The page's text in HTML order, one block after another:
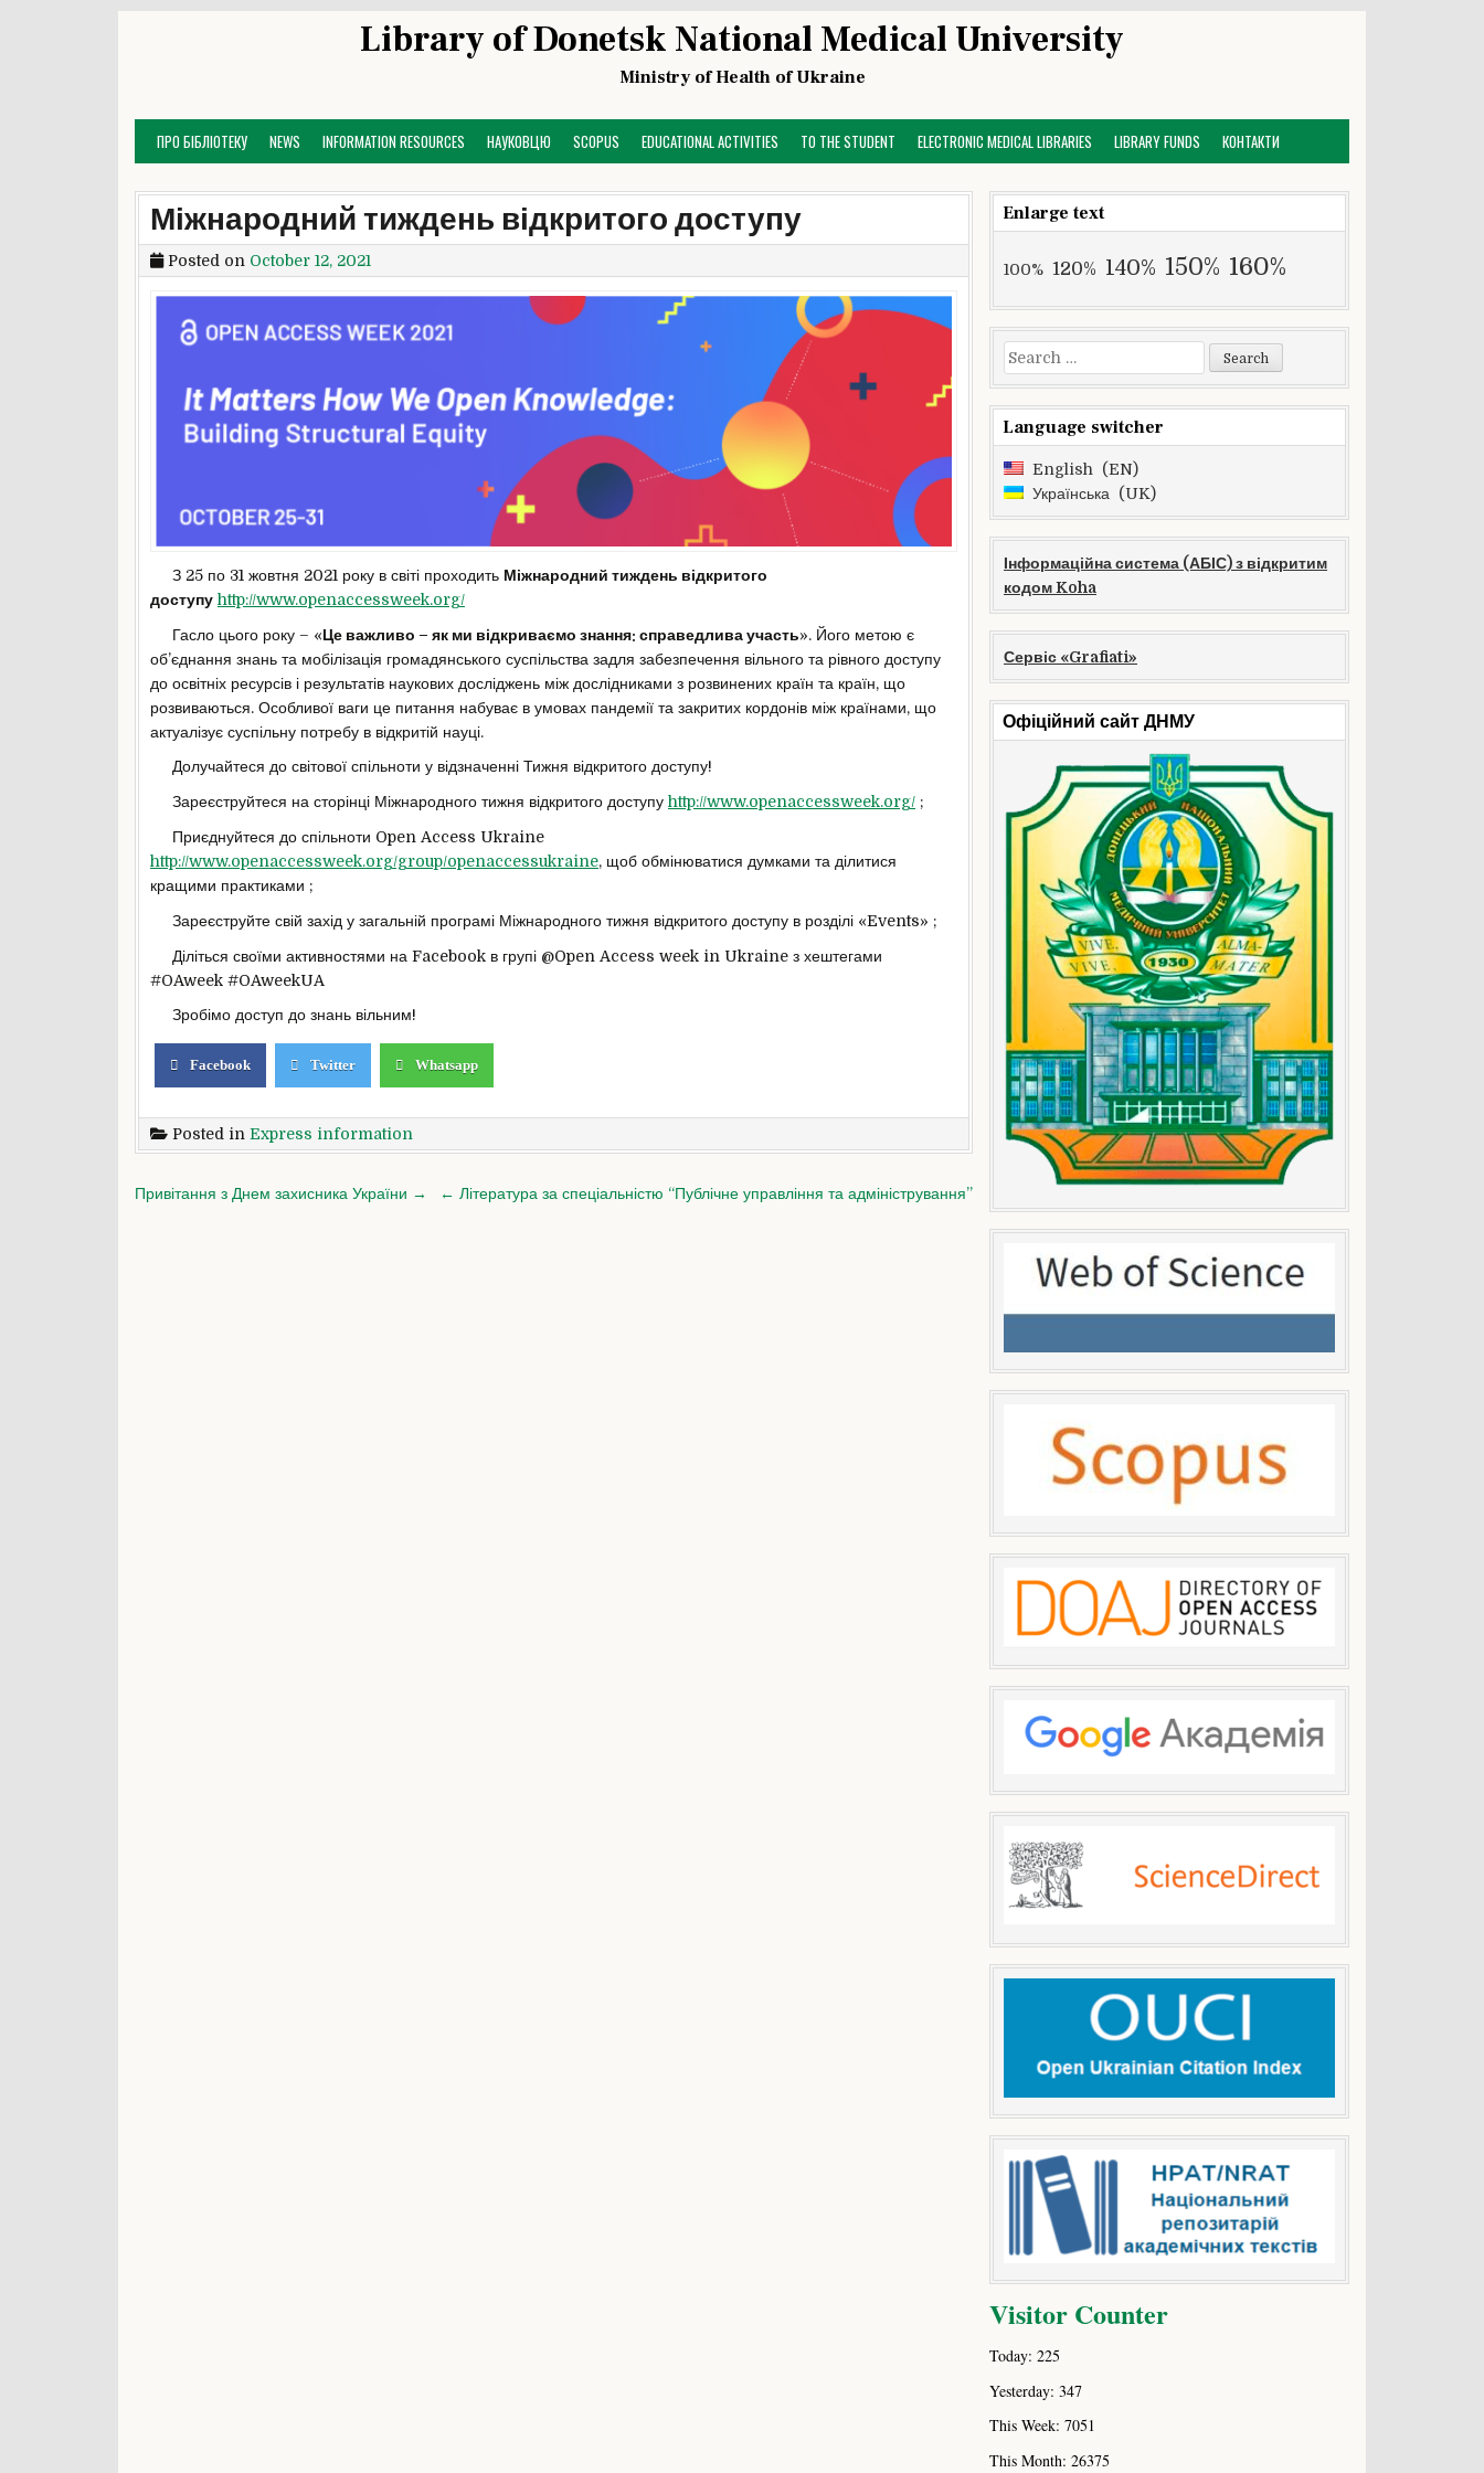
Library of Donetsk National Medical University
Ministry of Health of Ukraine
ПРО БІБЛІОТЕКУ NEWS INFORMATION RESOURCES НАУКОВЦЮ SCOPUS EDUCATIONAL ACTIVITIES TO THE STUDENT ELECTRONIC MEDICAL LIBRARIES LIBRARY FUNDS КОНТАКТИ
Міжнародний тиждень відкритого доступу
Posted on October 12, 2021
З 25 по 31 жовтня 2021 року в світі проходить Міжнародний тиждень відкритого
доступу http://www.openaccessweek.org/
Гасло цього року – «Це важливо – як ми відкриваємо знання: справедлива участь». Його метою є
об’єднання знань та мобілізація громадянського суспільства задля забезпечення вільного та рівного доступу
до освітніх ресурсів і результатів наукових досліджень між дослідниками з розвинених країн та країн, що
розвиваються. Особливої ваги це питання набуває в умовах пандемії та закритих кордонів між країнами, що
актуалізує суспільну потребу в відкритій науці.
Долучайтеся до світової спільноти у відзначенні Тижня відкритого доступу!
Зареєструйтеся на сторінці Міжнародного тижня відкритого доступу http://www.openaccessweek.org/ ;
Приєднуйтеся до спільноти Open Access Ukraine
http://www.openaccessweek.org/group/openaccessukraine, щоб обмінюватися думками та ділитися
кращими практиками ;
Зареєструйте свій захід у загальній програмі Міжнародного тижня відкритого доступу в розділі «Events» ;
Діліться своїми активностями на Facebook в групі @Open Access week in Ukraine з хештегами
#OAweek #OAweekUA
Зробімо доступ до знань вільним!
Facebook Twitter Whatsapp
Posted in Express information
Post ← Література за спеціальністю “Публічне управління та адміністрування”
Привітання з Днем захисника України →
Enlarge text
100% 120% 140% 150% 160%
Search
for:
Language switcher
English
EN
Українська
UK
Інформаційна система (АБІС) з відкритим
кодом Koha
Сервіс «Grafiati»
Офіційний сайт ДНМУ
Visitor Counter
Today: 225
Yesterday: 347
This Week: 7051
This Month: 26375